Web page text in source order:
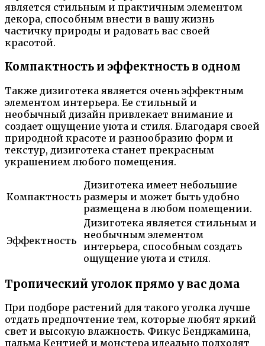
является стильным и практичным элементом
декора, способным внести в вашу жизнь
частичку природы и радовать вас своей
красотой.
Компактность и эффектность в одном
Также дизиготека является очень эффектным
элементом интерьера. Ее стильный и
необычный дизайн привлекает внимание и
создает ощущение уюта и стиля. Благодаря своей
природной красоте и разнообразию форм и
текстур, дизиготека станет прекрасным
украшением любого помещения.
Компактность
Дизиготека имеет небольшие
размеры и может быть удобно
размещена в любом помещении.
Эффектность
Дизиготека является стильным и
необычным элементом
интерьера, способным создать
ощущение уюта и стиля.
Тропический уголок прямо у вас дома
При подборе растений для такого уголка лучше
отдать предпочтение тем, которые любят яркий
свет и высокую влажность. Фикус Бенджамина,
пальма Кентией и монстера идеально подходят